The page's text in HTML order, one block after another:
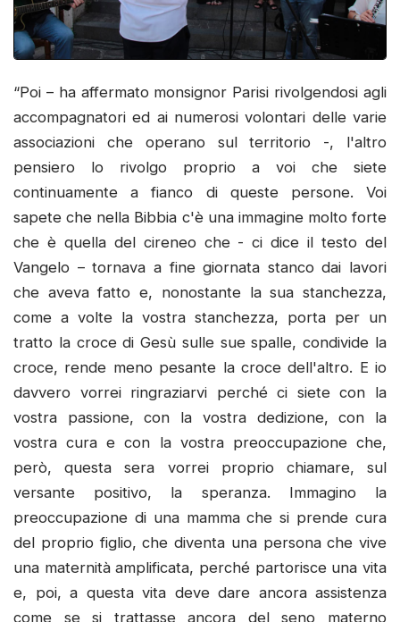
“Poi – ha affermato monsignor Parisi rivolgendosi agli
accompagnatori ed ai numerosi volontari delle varie
associazioni che operano sul territorio -, l'altro
pensiero lo rivolgo proprio a voi che siete
continuamente a fianco di queste persone. Voi
sapete che nella Bibbia c'è una immagine molto forte
che è quella del cireneo che - ci dice il testo del
Vangelo – tornava a fine giornata stanco dai lavori
che aveva fatto e, nonostante la sua stanchezza,
come a volte la vostra stanchezza, porta per un
tratto la croce di Gesù sulle sue spalle, condivide la
croce, rende meno pesante la croce dell'altro. E io
davvero vorrei ringraziarvi perché ci siete con la
vostra passione, con la vostra dedizione, con la
vostra cura e con la vostra preoccupazione che,
però, questa sera vorrei proprio chiamare, sul
versante positivo, la speranza. Immagino la
preoccupazione di una mamma che si prende cura
del proprio figlio, che diventa una persona che vive
una maternità amplificata, perché partorisce una vita
e, poi, a questa vita deve dare ancora assistenza
come se si trattasse ancora del seno materno